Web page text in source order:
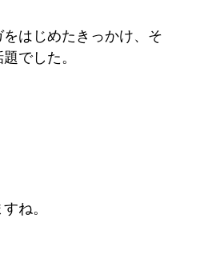
はじめたきっかけ、そ
でした。
ね。